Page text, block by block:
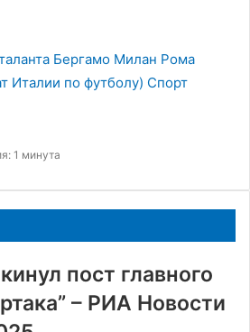
Бергамо Милан Рома
Италии по футболу) Спорт
1 минута
пост главного
– РИА Новости